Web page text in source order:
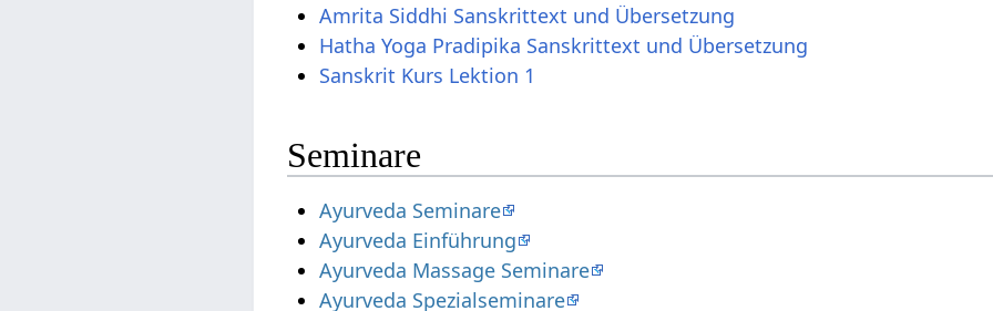
Amrita Siddhi Sanskrittext und Übersetzung
Hatha Yoga Pradipika Sanskrittext und Übersetzung
Sanskrit Kurs Lektion 1
Seminare
Ayurveda Seminare
Ayurveda Einführung
Ayurveda Massage Seminare
Ayurveda Spezialseminare